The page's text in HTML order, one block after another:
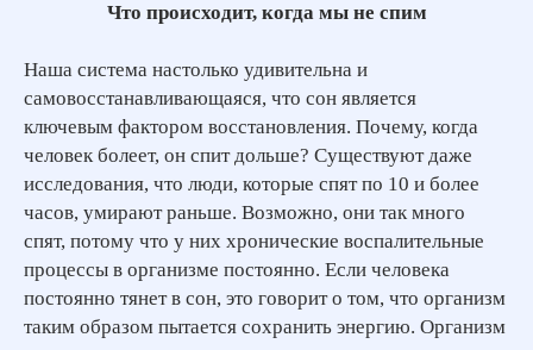
Что происходит, когда мы не спим
Наша система настолько удивительна и
самовосстанавливающаяся, что сон является
ключевым фактором восстановления. Почему, когда
человек болеет, он спит дольше? Существуют даже
исследования, что люди, которые спят по 10 и более
часов, умирают раньше. Возможно, они так много
спят, потому что у них хронические воспалительные
процессы в организме постоянно. Если человека
постоянно тянет в сон, это говорит о том, что организм
таким образом пытается сохранить энергию. Организм